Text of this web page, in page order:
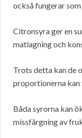
också fungerar
Citronsyra ger en
matlagning och
Trots detta kan de
proportionerna kan
Båda syrorna kan
missfärgning av